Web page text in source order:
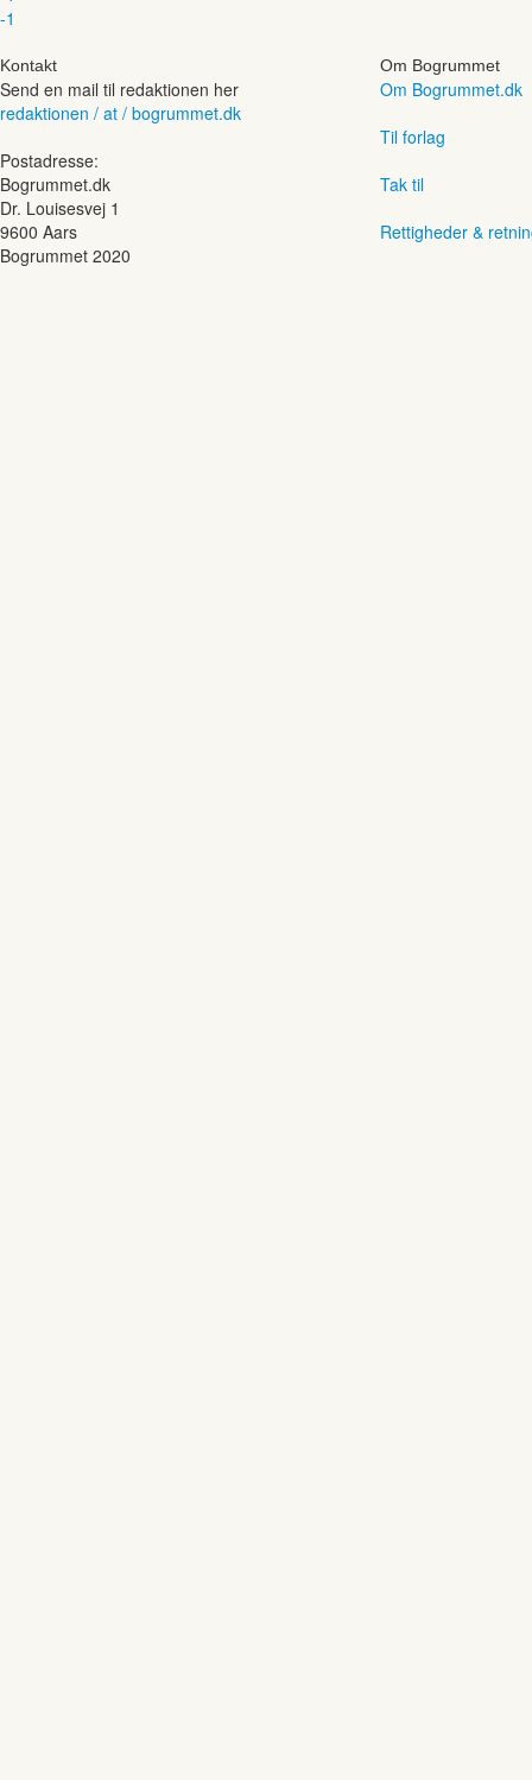
-1
Kontakt
Send en mail til redaktionen her
redaktionen / at / bogrummet.dk
Postadresse:
Bogrummet.dk
Dr. Louisesvej 1
9600 Aars
Om Bogrummet
Om Bogrummet.dk
Til forlag
Tak til
Rettigheder &
Bogrummet 2020